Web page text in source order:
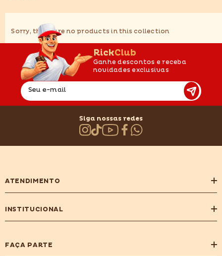
Sorry, there are no products in this collection
RickClub
Ganhe descontos e receba
novidades exclusivas
Seu e-mail
Siga nossas redes
ATENDIMENTO
INSTITUCIONAL
FAÇA PARTE